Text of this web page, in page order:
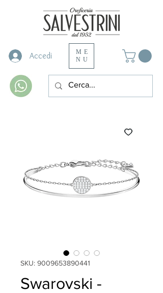
Accedi
ME
NU
SKU: 9009653890441
Swarovski -